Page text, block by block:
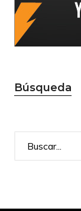
Búsqueda